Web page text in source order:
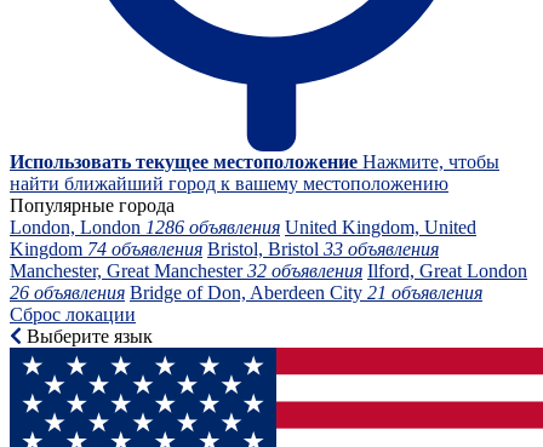
Использовать текущее местоположение Нажмите, чтобы
найти ближайший город к вашему местоположению
Популярные города
London, London 1286 объявления United Kingdom, United
Kingdom 74 объявления Bristol, Bristol 33 объявления
Manchester, Great Manchester32 объявления Ilford, Great London
26 объявления Bridge of Don, Aberdeen City 21 объявления
Сброс локации
Выберите язык